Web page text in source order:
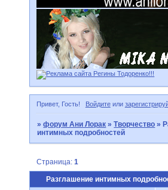
Привет, Гость! Войдитеили
»форум Ани Лорак »Творчество »
интимных подробностей
Разглашение интимных
Страница:1